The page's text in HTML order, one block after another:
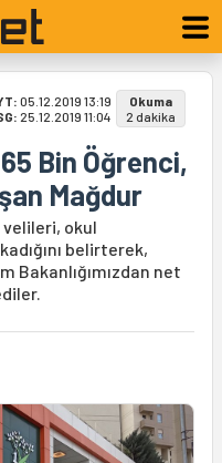
05.12.2019 13:19
25.12.2019 11:04
Okuma
2 dakika
Bin Öğrenci,
Mağdur
velileri, okul
belirterek,
Bakanlığımızdan net